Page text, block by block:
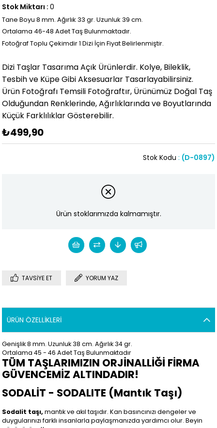
Stok Miktarı : 0
Tane Boyu 8 mm. Ağırlık 33 gr. Uzunluk 39 cm.
Ortalama 46-48 Adet Taş Bulunmaktadır.
Fotoğraf Toplu Çekimdir 1 Dizi İçin Fiyat Belirlenmiştir.
Dizi Taşlar Tasarıma Açık Ürünlerdir. Kolye, Bileklik,
Tesbih ve Küpe Gibi Aksesuarlar Tasarlayabilirsiniz.
Ürün Fotoğrafı Temsili Fotoğraftır, Ürünümüz Doğal Taş
Olduğundan Renklerinde, Ağırlıklarında ve Boyutlarında
Küçük Farklılıklar Gösterebilir.
₺499,90
(D-0897)
Stok Kodu
Ürün stoklarımızda kalmamıştır.
TAVSIYE ET YORUM YAZ
ÜRÜN ÖZELLIKLERI
Genişlik 8 mm. Uzunluk 38 cm. Ağırlık 34 gr.
Ortalama 45 - 46 Adet Taş Bulunmaktadır
TÜM TAŞLARIMIZIN ORJİNALLİĞİ FİRMA
GÜVENCEMİZ ALTINDADIR!
SODALİT - SODALITE (Mantık Taşı)
Sodalit taşı,mantık ve akıl taşıdır. Kan basıncınızı dengeler ve
duygularınızı farklı insanlarla paylaşmanızda yardımcı olur. Beyin